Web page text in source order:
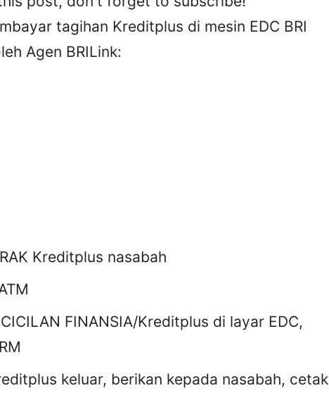
tagihan Kreditplus di mesin EDC BRI
Agen BRILink:
Kreditplus nasabah
FINANSIA/Kreditplus di layar EDC,
keluar, berikan kepada nasabah, cetak